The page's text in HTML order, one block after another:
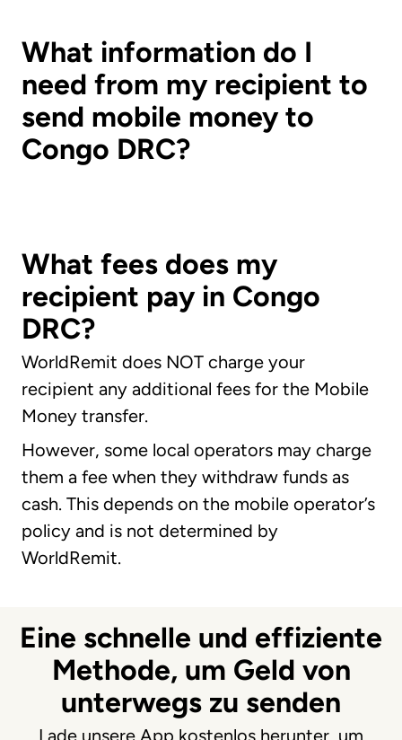
What information do I
need from my recipient to
send mobile money to
Congo DRC?
What fees does my
recipient pay in Congo
DRC?
WorldRemit does NOT charge your
recipient any additional fees for the Mobile
Money transfer.
However, some local operators may charge
them a fee when they withdraw funds as
cash. This depends on the mobile operator’s
policy and is not determined by
WorldRemit.
Eine schnelle und effiziente
Methode, um Geld von
unterwegs zu senden
Lade unsere App kostenlos herunter, um